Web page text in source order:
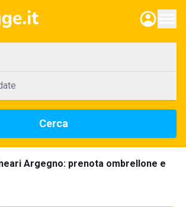
Cerca
Argegno: prenota ombrellone e